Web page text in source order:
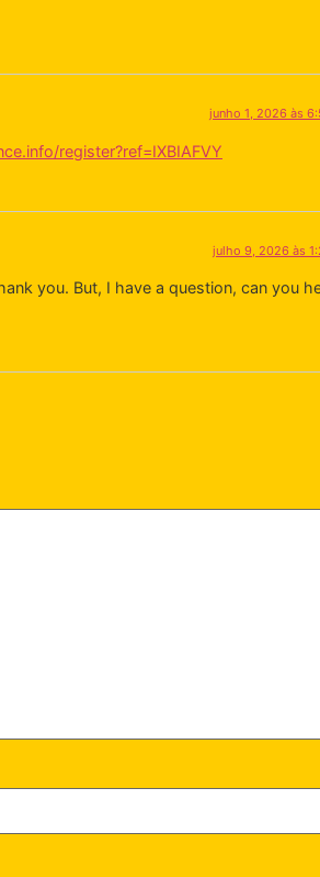
junho 1, 2026 às
register?ref=IXBIAFVY
julho 9, 2026 às
you. But, I have a question, can you